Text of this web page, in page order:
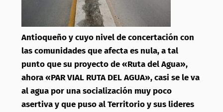
Antioqueño y cuyo nivel de concertación con
las comunidades que afecta es nula, a tal
punto que su proyecto de «Ruta del Agua»,
ahora «PAR VIAL RUTA DEL AGUA», casi se le va
al agua por una socialización muy poco
asertiva y que puso al Territorio y sus lideres